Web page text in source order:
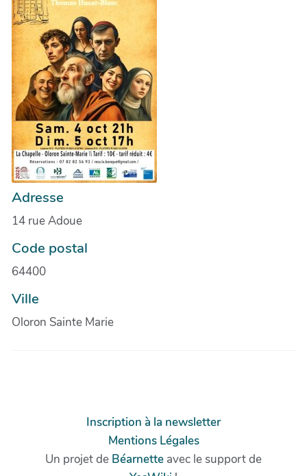
Adresse
14 rue Adoue
Code postal
64400
Ville
Oloron Sainte Marie
Inscription à la newsletter
Mentions Légales
Un projet de Béarnette avec le support de